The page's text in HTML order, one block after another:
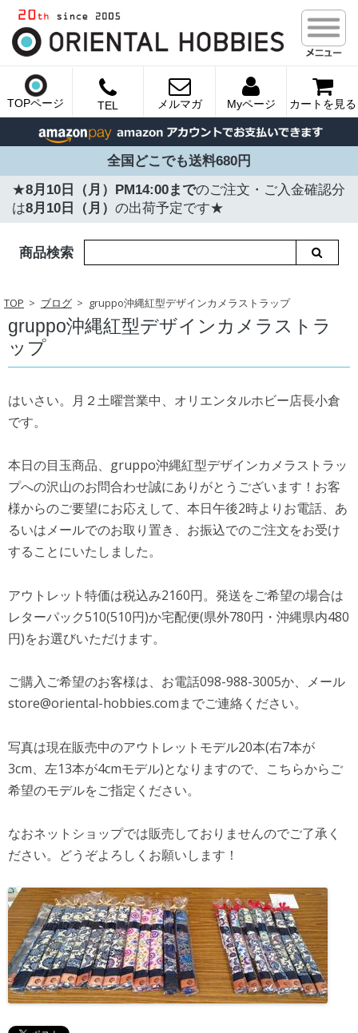
TOPページ TEL メルマガ Myページ カートを見る
全国どこでも送料680円
★8月10日（月）PM14:00までのご注文・ご入金確認分
は8月10日（月） の出荷予定です★
商品検索
TOP ブログ gruppo沖縄紅型デザインカメラストラップ
gruppo沖縄紅型デザインカメラストラ
ップ
はいさい。月２土曜営業中、オリエンタルホビー店長小倉
です。
本日の目玉商品、gruppo沖縄紅型デザインカメラストラッ
プへの沢山のお問合わせ誠にありがとうございます！お客
様からのご要望にお応えして、本日午後2時よりお電話、あ
るいはメールでのお取り置き、お振込でのご注文をお受け
することにいたしました。
アウトレット特価は税込み2160円。発送をご希望の場合は
レターパック510(510円)か宅配便(県外780円・沖縄県内480
円)をお選びいただけます。
ご購入ご希望のお客様は、お電話098-988-3005か、メール
store@oriental-hobbies.comまでご連絡ください。
写真は現在販売中のアウトレットモデル20本(右7本が
3cm、左13本が4cmモデル)となりますので、こちらからご
希望のモデルをご指定ください。
なおネットショップでは販売しておりませんのでご了承く
ださい。どうぞよろしくお願いします！